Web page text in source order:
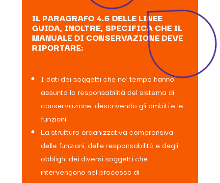
IL PARAGRAFO 4.6 DELLE LINEE
GUIDA, INOLTRE, SPECIFICA CHE IL
MANUALE DI CONSERVAZIONE DEVE
RIPORTARE:
I dati dei soggetti che nel tempo hanno
assunto la responsabilità del sistema di
conservazione, descrivendo gli ambiti e le
funzioni;
La struttura organizzativa comprensiva
delle funzioni, delle responsabilità e degli
obblighi dei diversi soggetti che
intervengono nel processo di